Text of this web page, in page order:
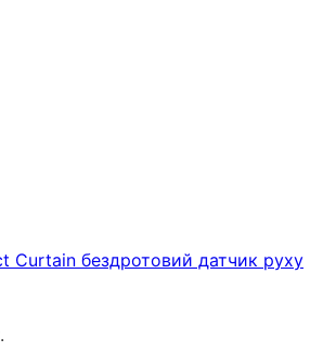
Curtain бездротовий датчик руху